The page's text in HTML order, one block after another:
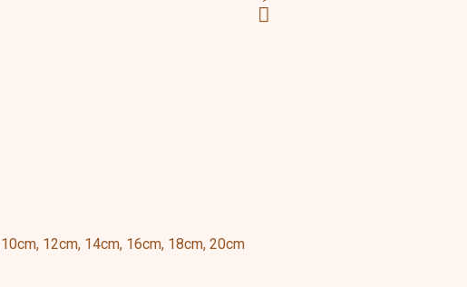
12cm, 14cm, 16cm, 18cm, 20cm